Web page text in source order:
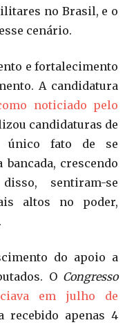
no Brasil, e o
cenário.
e fortalecimento
A candidatura
noticiado pelo
candidaturas de
único fato de se
bancada, crescendo
sentiram-se
altos no poder,
do apoio a
O Congresso
em julho de
recebido apenas 4